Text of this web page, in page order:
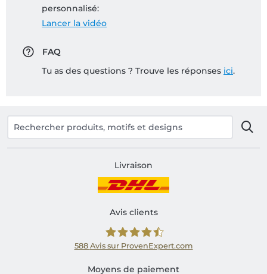
personnalisé:
Lancer la vidéo
FAQ
Tu as des questions ? Trouve les réponses ici.
Livraison
Avis clients
Shirtinator FR
588 Avis sur ProvenExpert.com
Moyens de paiement